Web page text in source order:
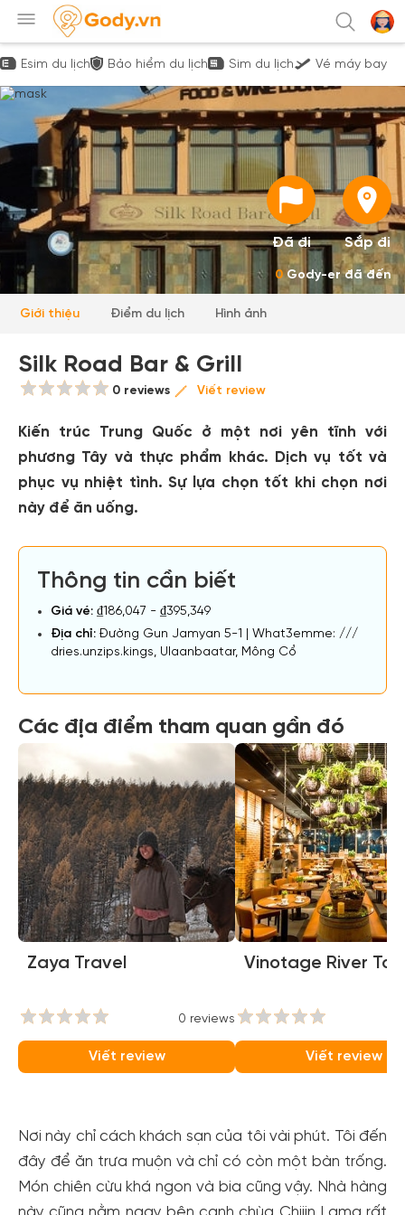
Esim du lịch Bảo hiểm du lịch Sim du lịch Vé máy bay
Đã đi Sắp đi
0Gody-er đã đến
Giới thiệu Điểm du lịch Hình ảnh
Silk Road Bar & Grill
0 reviews Viết review
Kiến trúc Trung Quốc ở một nơi yên tĩnh với
phương Tây và thực phẩm khác. Dịch vụ tốt và
phục vụ nhiệt tình. Sự lựa chọn tốt khi chọn nơi
này để ăn uống.
Thông tin cần biết
Giá vé: ₫186,047 - ₫395,349
Địa chỉ: Đường Gun Jamyan 5-1 | What3emme: ///
dries.unzips.kings, Ulaanbaatar, Mông Cổ
Các địa điểm tham quan gần đó
Zaya Travel
0 reviews
Viết review
Vinotage River
Viết review
Nơi này chỉ cách khách sạn của tôi vài phút. Tôi đến
đây để ăn trưa muộn và chỉ có còn một bàn trống.
Món chiên cừu khá ngon và bia cũng vậy. Nhà hàng